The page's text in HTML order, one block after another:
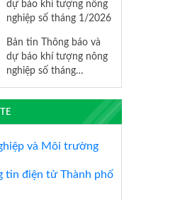
dự báo khí tượng nông
nghiệp số tháng 1/2026
Bản tin Thông báo và
dự báo khí tượng nông
nghiệp số tháng
và Môi trường
tin điện tử Thành phố